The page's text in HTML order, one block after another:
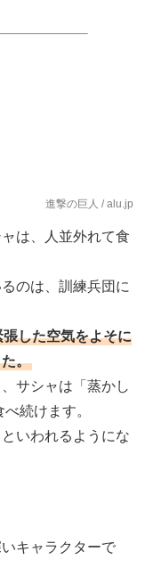
進撃の巨人 / alu.jp
は、人並外れて食
のは、訓練兵団に
した空気をよそに
。
サシャは「蒸かし
続けます。
いわれるようにな
キャラクターで